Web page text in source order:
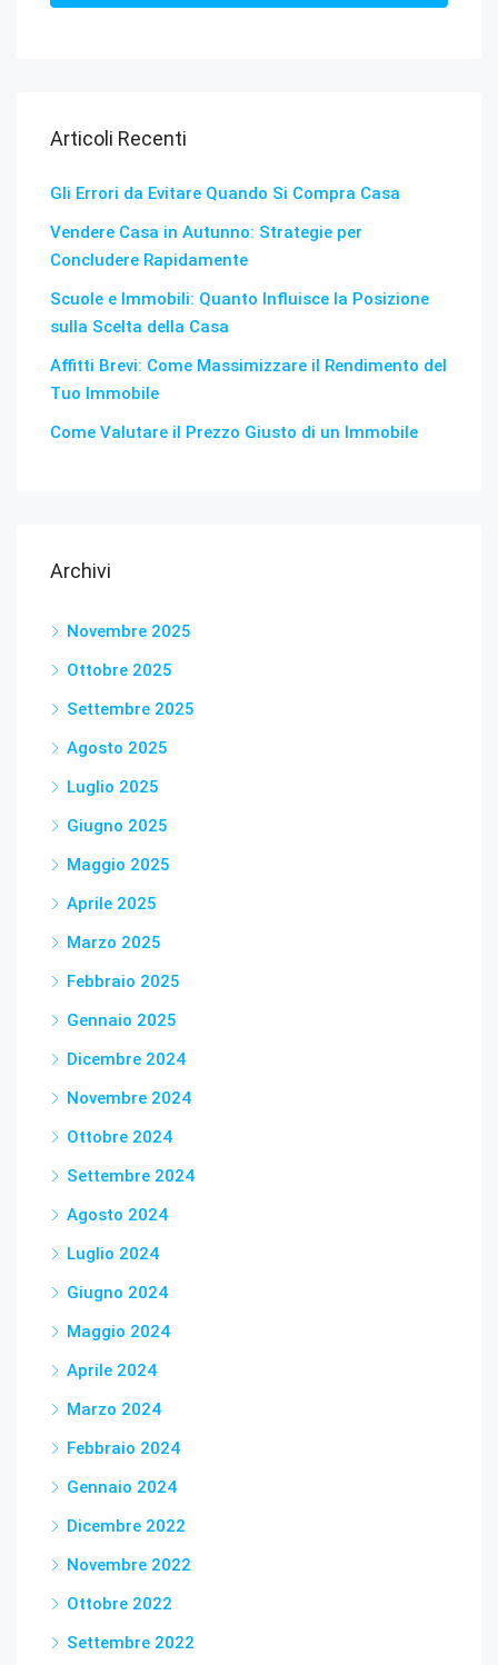
Articoli Recenti
Gli Errori da Evitare Quando Si Compra Casa
Vendere Casa in Autunno: Strategie per
Concludere Rapidamente
Scuole e Immobili: Quanto Influisce la Posizione
sulla Scelta della Casa
Affitti Brevi: Come Massimizzare il Rendimento del
Tuo Immobile
Come Valutare il Prezzo Giusto di un Immobile
Archivi
Novembre 2025
Ottobre 2025
Settembre 2025
Agosto 2025
Luglio 2025
Giugno 2025
Maggio 2025
Aprile 2025
Marzo 2025
Febbraio 2025
Gennaio 2025
Dicembre 2024
Novembre 2024
Ottobre 2024
Settembre 2024
Agosto 2024
Luglio 2024
Giugno 2024
Maggio 2024
Aprile 2024
Marzo 2024
Febbraio 2024
Gennaio 2024
Dicembre 2022
Novembre 2022
Ottobre 2022
Settembre 2022